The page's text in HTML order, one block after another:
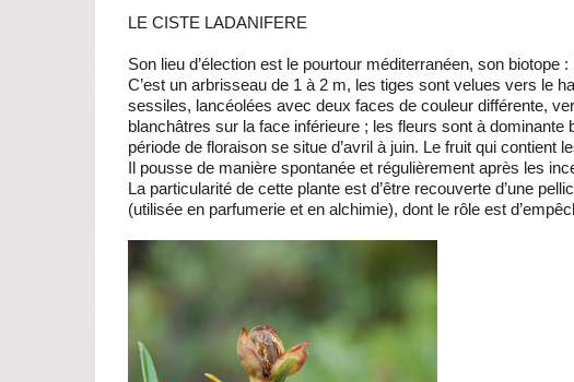
LE CISTE LADANIFERE
Son lieu d’élection est le pourtour méditerranéen, son biotope
C’est un arbrisseau de 1 à 2 m, les tiges sont velues vers le
sessiles, lancéolées avec deux faces de couleur différente,
blanchâtres sur la face inférieure ; les fleurs sont à
période de floraison se situe d’avril à juin. Le fruit qui contient
Il pousse de manière spontanée et régulièrement après les
La particularité de cette plante est d’être recouverte d’une
(utilisée en parfumerie et en alchimie), dont le rôle est